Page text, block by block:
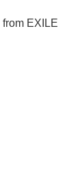
EXILE